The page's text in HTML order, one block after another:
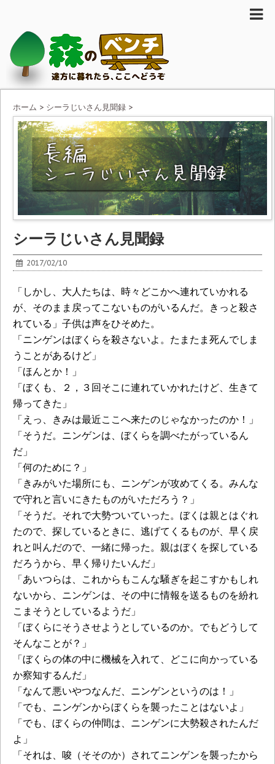
ホーム > シーラじいさん見聞録 >
シーラじいさん見聞録
2017/02/10
「しかし、大人たちは、時々どこかへ連れていかれる
が、そのまま戻ってこないものがいるんだ。きっと殺さ
れている」子供は声をひそめた。
「ニンゲンはぼくらを殺さないよ。たまたま死んでしま
うことがあるけど」
「ほんとか！」
「ぼくも、２，３回そこに連れていかれたけど、生きて
帰ってきた」
「えっ、きみは最近ここへ来たのじゃなかったのか！」
「そうだ。ニンゲンは、ぼくらを調べたがっているん
だ」
「何のために？」
「きみがいた場所にも、ニンゲンが攻めてくる。みんな
で守れと言いにきたものがいただろう？」
「そうだ。それで大勢ついていった。ぼくは親とはぐれ
たので、探しているときに、逃げてくるものが、早く戻
れと叫んだので、一緒に帰った。親はぼくを探している
だろうから、早く帰りたいんだ」
「あいつらは、これからもこんな騒ぎを起こすかもしれ
ないから、ニンゲンは、その中に情報を送るものを紛れ
こまそうとしているようだ」
「ぼくらにそうさせようとしているのか。でもどうして
そんなことが？」
「ぼくらの体の中に機械を入れて、どこに向かっている
か察知するんだ」
「なんて悪いやつなんだ、ニンゲンというのは！」
「でも、ニンゲンからぼくらを襲ったことはないよ」
「でも、ぼくらの仲間は、ニンゲンに大勢殺されたんだ
よ」
「それは、唆（そそのか）されてニンゲンを襲ったから